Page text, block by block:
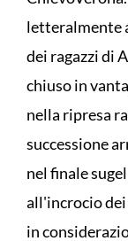
letteralmente
dei ragazzi di
chiuso in
nella ripresa
successione
nel finale
all'incrocio dei
in